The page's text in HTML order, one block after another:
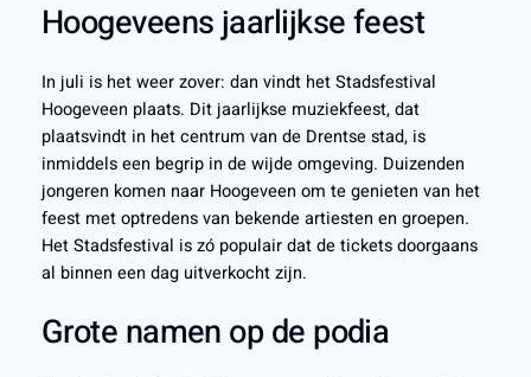
Hoogeveens jaarlijkse feest
In juli is het weer zover: dan vindt het Stadsfestival
Hoogeveen plaats. Dit jaarlijkse muziekfeest, dat
plaatsvindt in het centrum van de Drentse stad, is
inmiddels een begrip in de wijde omgeving. Duizenden
jongeren komen naar Hoogeveen om te genieten van het
feest met optredens van bekende artiesten en groepen.
Het Stadsfestival is zó populair dat de tickets doorgaans
al binnen een dag uitverkocht zijn.
Grote namen op de podia